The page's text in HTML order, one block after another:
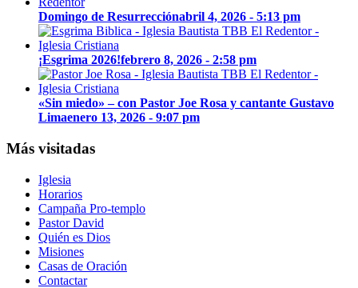
Domingo de Resurrecciónabril 4, 2026 - 5:13 pm
¡Esgrima 2026!febrero 8, 2026 - 2:58 pm
«Sin miedo» – con Pastor Joe Rosa y cantante Gustavo
Limaenero 13, 2026 - 9:07 pm
Más visitadas
Iglesia
Horarios
Campaña Pro-templo
Pastor David
Quién es Dios
Misiones
Casas de Oración
Contactar